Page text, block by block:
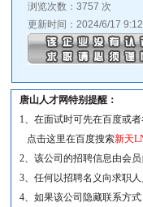
浏览次数：3757 次
更新时间：2024/6/17
唐山人才网特别提醒：
1、在面试时可先在百度或
点击这里在百度搜索新天
2、该公司的招聘信息由会
3、任何以招聘名义向求职
4、如果该公司隐藏联系方